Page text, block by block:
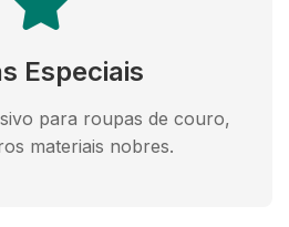
Especiais
para roupas de couro,
materiais nobres.